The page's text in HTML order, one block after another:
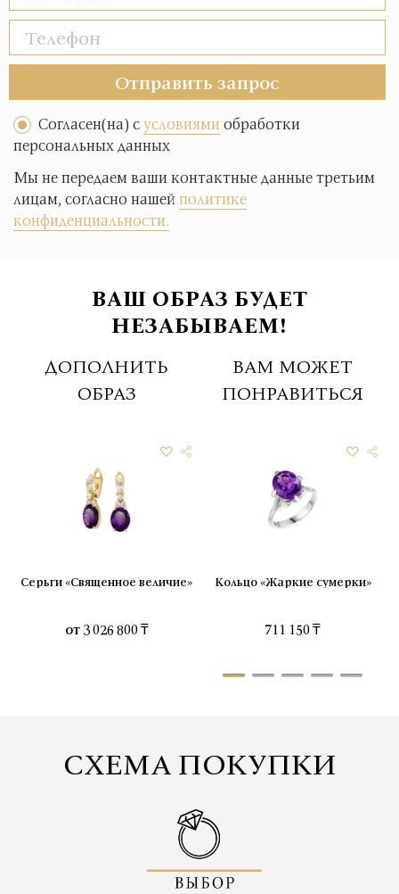
Отправить запрос
Согласен(на) сусловиямиобработки
персональных данных
Мы не передаем ваши контактные данные третьим
лицам, согласно нашейполитике
конфиденциальности.
ВАШ ОБРАЗ БУДЕТ
НЕЗАБЫВАЕМ!
ДОПОЛНИТЬ
ОБРАЗ
Серьги «Священное величие»
от 3 026 800 ₸
ВАМ МОЖЕТ
ПОНРАВИТЬСЯ
Кольцо «Жаркие сумерки»
711 150 ₸
СХЕМА ПОКУПКИ